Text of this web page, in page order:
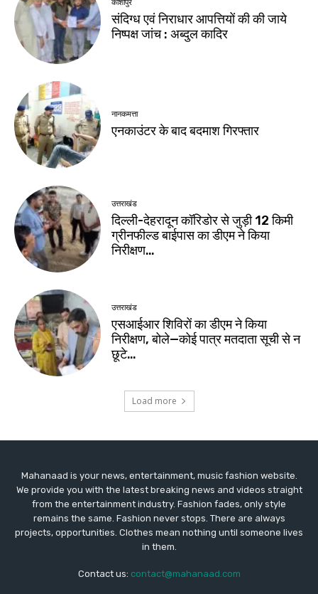
Mahanaad is your news, entertainment, music fashion website.
We provide you with the latest breaking news and videos straight
from the entertainment industry. Fashion fades, only style
remains the same. Fashion never stops. There are always
projects, opportunities. Clothes mean nothing until someone lives
in them.
Contact us: contact@mahanaad.com